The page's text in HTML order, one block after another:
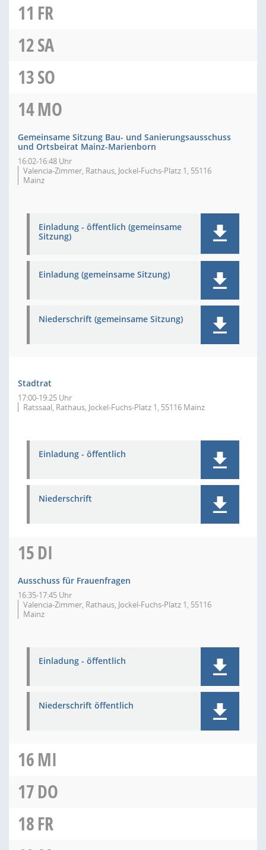
11 FR
12SA
13SO
14MO
Gemeinsame Sitzung Bau- und Sanierungsausschuss
und Ortsbeirat Mainz-Marienborn
16:02-16:48 Uhr
Valencia-Zimmer, Rathaus, Jockel-Fuchs-Platz 1, 55116
Mainz
Einladung - öffentlich (gemeinsame
Sitzung)
Einladung (gemeinsame Sitzung)
Niederschrift (gemeinsame Sitzung)
Stadtrat
17:00-19:25 Uhr
Ratssaal, Rathaus, Jockel-Fuchs-Platz 1, 55116 Mainz
Einladung - öffentlich
Niederschrift
15DI
Ausschuss für Frauenfragen
16:35-17:45 Uhr
Valencia-Zimmer, Rathaus, Jockel-Fuchs-Platz 1, 55116
Mainz
Einladung - öffentlich
Niederschrift öffentlich
16MI
17DO
18FR